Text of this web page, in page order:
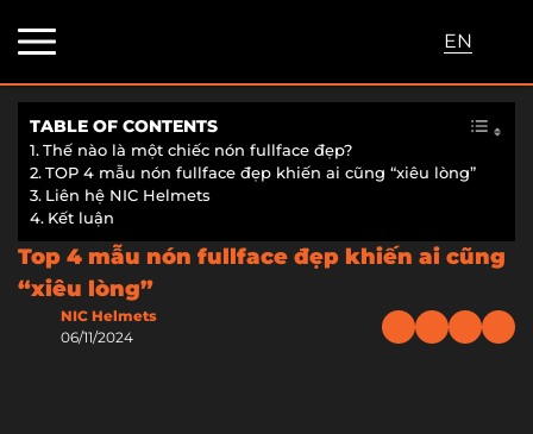
EN
Top 4 mẫu nón fullface đẹp khiến ai cũng
“xiêu lòng”
NIC Helmets
06/11/2024
TABLE OF CONTENTS
Thế nào là một chiếc nón fullface đẹp?
TOP 4 mẫu nón fullface đẹp khiến ai cũng “xiêu lòng”
Liên hệ NIC Helmets
Kết luận